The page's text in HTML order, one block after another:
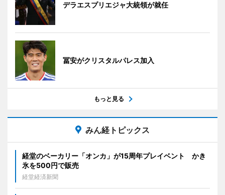
デラエスプリエジャ大統領が就任
冨安がクリスタルパレス加入
もっと見る
みん経トピックス
経堂のベーカリー「オンカ」が15周年プレイベント かき
氷を500円で販売
経堂経済新聞